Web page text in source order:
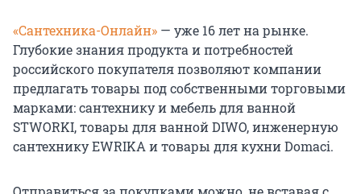
«Сантехника-Онлайн» — уже 16 лет на рынке.
Глубокие знания продукта и потребностей
российского покупателя позволяют компании
предлагать товары под собственными торговыми
марками: сантехнику и мебель для ванной
STWORKI, товары для ванной DIWO, инженерную
сантехнику EWRIKA и товары для кухни Domaci.